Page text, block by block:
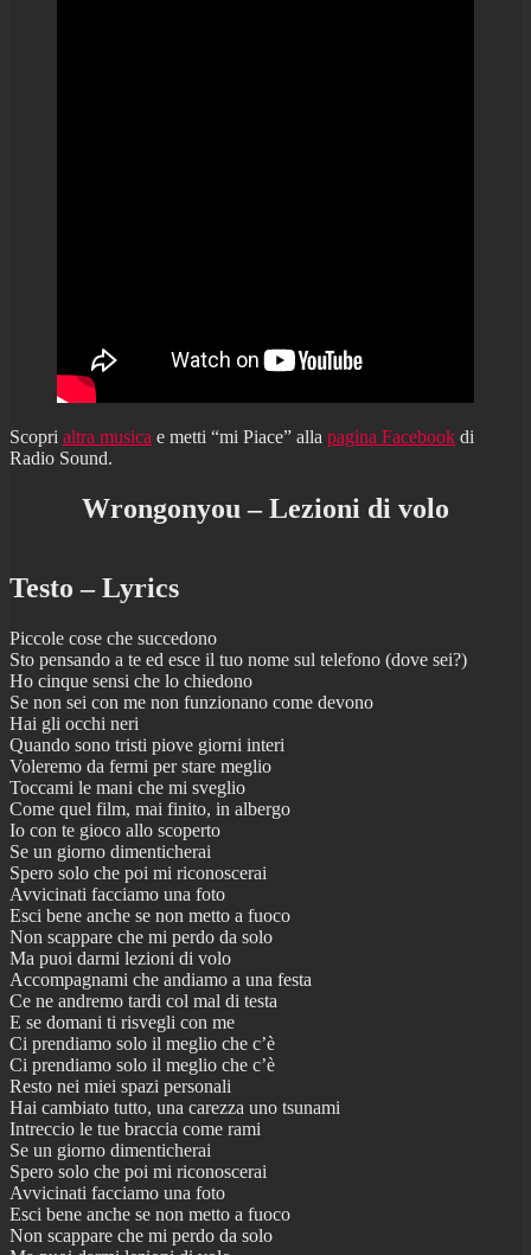
Scopri altra musica e metti “mi Piace” alla pagina Facebook di
Radio Sound.
Wrongonyou – Lezioni di volo
Testo – Lyrics
Piccole cose che succedono
Sto pensando a te ed esce il tuo nome sul telefono (dove sei?)
Ho cinque sensi che lo chiedono
Se non sei con me non funzionano come devono
Hai gli occhi neri
Quando sono tristi piove giorni interi
Voleremo da fermi per stare meglio
Toccami le mani che mi sveglio
Come quel film, mai finito, in albergo
Io con te gioco allo scoperto
Se un giorno dimenticherai
Spero solo che poi mi riconoscerai
Avvicinati facciamo una foto
Esci bene anche se non metto a fuoco
Non scappare che mi perdo da solo
Ma puoi darmi lezioni di volo
Accompagnami che andiamo a una festa
Ce ne andremo tardi col mal di testa
E se domani ti risvegli con me
Ci prendiamo solo il meglio che c’è
Ci prendiamo solo il meglio che c’è
Resto nei miei spazi personali
Hai cambiato tutto, una carezza uno tsunami
Intreccio le tue braccia come rami
Se un giorno dimenticherai
Spero solo che poi mi riconoscerai
Avvicinati facciamo una foto
Esci bene anche se non metto a fuoco
Non scappare che mi perdo da solo